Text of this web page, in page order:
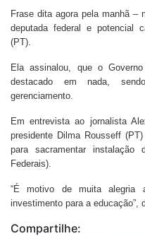
Frase dita agora pela manhã –
deputada federal e potencial
(PT).
Ela assinalou, que o
destacado em nada,
gerenciamento.
Em entrevista ao jornalista
presidente Dilma Rousseff
para sacramentar
Federais).
“É motivo de muita
investimento para a educação”,
Compartilhe: